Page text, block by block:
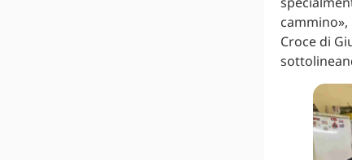
Croce di